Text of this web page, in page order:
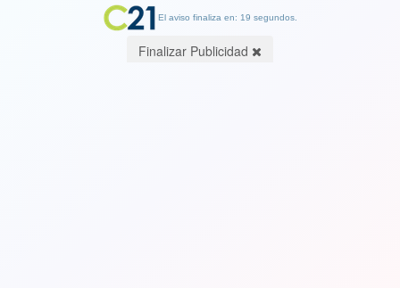
El aviso finaliza en: 19 segundos.
Finalizar Publicidad